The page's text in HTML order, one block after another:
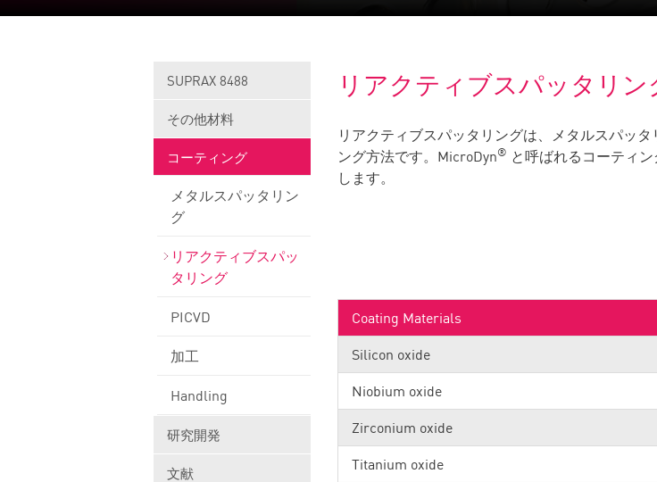
SUPRAX 8488
その他材料
コーティング
メタルスパッタリン
グ
リアクティブスパッ
タリング
PICVD
加工
Handling
研究開発
文献
リアクティブスパッタリン
リアクティブスパッタリングは、メタルスパッ
ング方法です。MicroDyn® と呼ばれるコーティ
します。
Coating Materials
Silicon oxide
Niobium oxide
Zirconium oxide
Titanium oxide